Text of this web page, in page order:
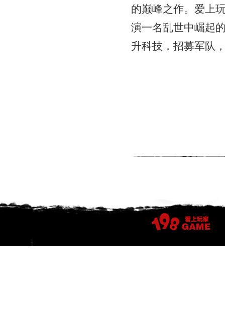
的巅峰之作。爱上
演一名乱世中崛起
升科技，招募军队